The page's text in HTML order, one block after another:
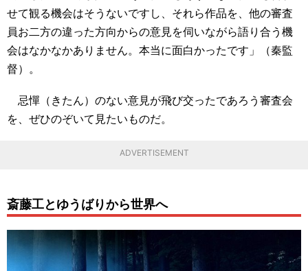
せて観る機会はそうないですし、それら作品を、他の審査
員お二方の違った方向からの意見を伺いながら語り合う機
会はなかなかありません。本当に面白かったです」（秦監
督）。
忌憚（きたん）のない意見が飛び交ったであろう審査会
を、ぜひのぞいて見たいものだ。
ADVERTISEMENT
斎藤工とゆうばりから世界へ